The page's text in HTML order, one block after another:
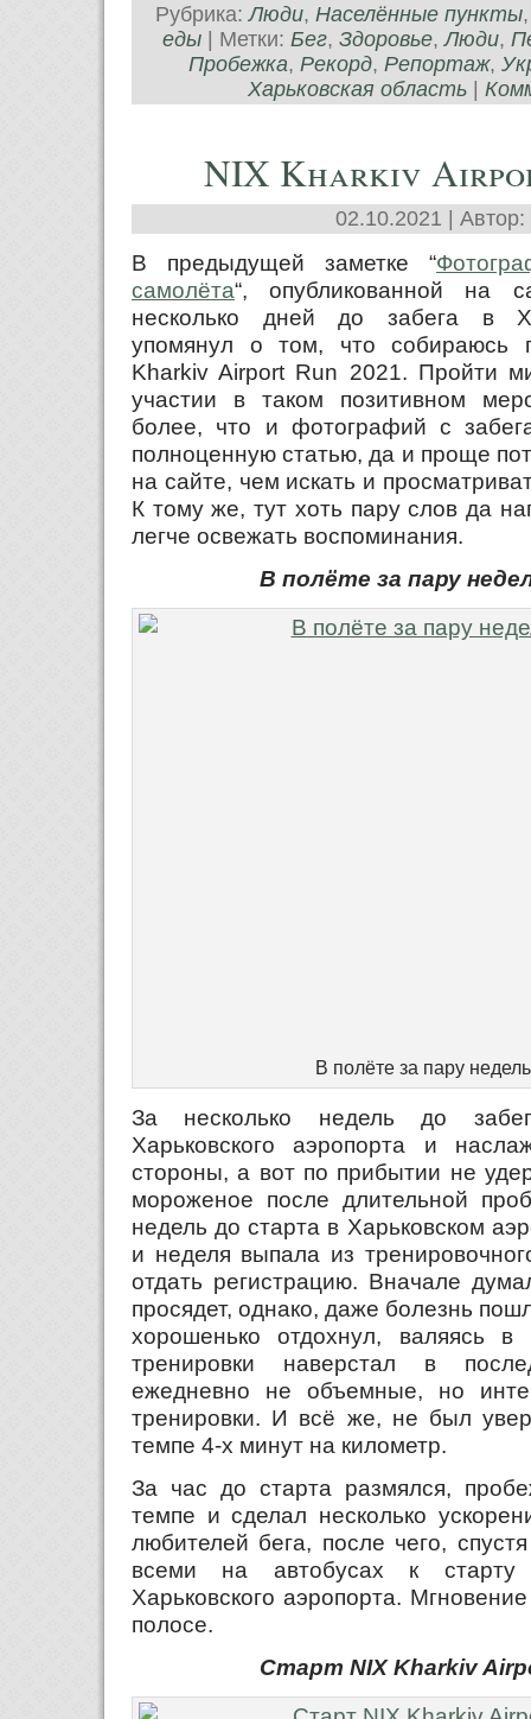
Рубрика:Люди, Населённые пункты
еды | Метки: Бег, Здоровье,Люди,
Пробежка, Рекорд, Репортаж,
Харьковская область |
NIX Kharkiv
02.10.2021 | Автор:
В предыдущей заметке “
самолёта“, опубликованной на
несколько дней до забега в
упомянул о том, что собираюсь
Kharkiv Airport Run 2021. Пройти
участии в таком позитивном
более, что и фотографий с
полноценную статью, да и проще
на сайте, чем искать и
К тому же, тут хоть пару слов да
легче освежать воспоминания.
В полёте за пару
В полёте за пару
За несколько недель до
Харьковского аэропорта и
стороны, а вот по прибытии не
мороженое после длительной
недель до старта в Харьковском
и неделя выпала из
отдать регистрацию. Вначале
просядет, однако, даже болезнь
хорошенько отдохнул, валяясь
тренировки наверстал в
ежедневно не объемные, но
тренировки. И всё же, не был
темпе 4-х минут на километр.
За час до старта размялся,
темпе и сделал несколько
любителей бега, после чего,
всеми на автобусах к
Харьковского аэропорта.
полосе.
Старт NIX Kharkiv